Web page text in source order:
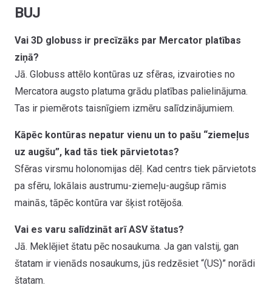
BUJ
Vai 3D globuss ir precīzāks par Mercator platības
ziņā?
Jā. Globuss attēlo kontūras uz sfēras, izvairoties no
Mercatora augsto platuma grādu platības palielinājuma.
Tas ir piemērots taisnīgiem izmēru salīdzinājumiem.
Kāpēc kontūras nepatur vienu un to pašu “ziemeļus
uz augšu”, kad tās tiek pārvietotas?
Sfēras virsmu holonomijas dēļ. Kad centrs tiek pārvietots
pa sfēru, lokālais austrumu-ziemeļu-augšup rāmis
mainās, tāpēc kontūra var šķist rotējoša.
Vai es varu salīdzināt arī ASV štatus?
Jā. Meklējiet štatu pēc nosaukuma. Ja gan valstij, gan
štatam ir vienāds nosaukums, jūs redzēsiet “(US)” norādi
štatam.